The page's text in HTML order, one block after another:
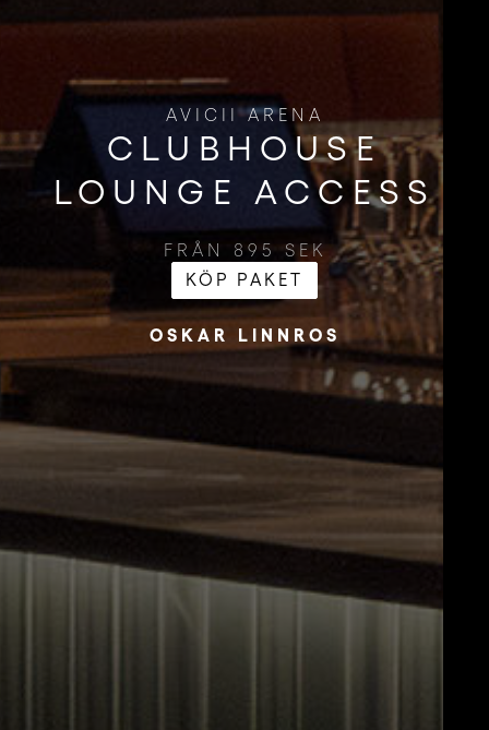
AVICII ARENA
CLUBHOUSE
LOUNGE ​ACCESS
FRÅN 895 SEK
KÖP PAKET
OSKAR LINNROS